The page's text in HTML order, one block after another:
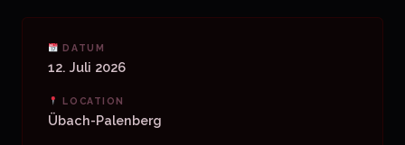
DATUM
12. Juli 2026
LOCATION
Übach-Palenberg